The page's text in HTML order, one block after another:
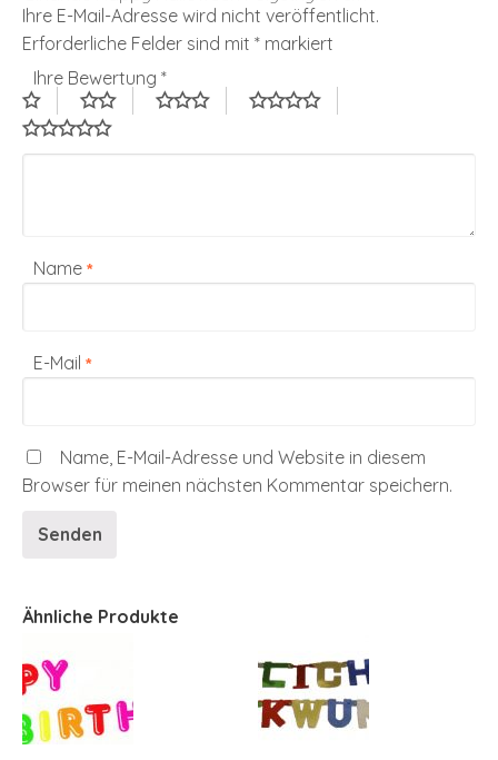
Ihre E-Mail-Adresse wird nicht veröffentlicht.
Erforderliche Felder sind mit * markiert
Ihre Bewertung *
Name *
E-Mail *
Name, E-Mail-Adresse und Website in diesem
Browser für meinen nächsten Kommentar speichern.
Ähnliche Produkte